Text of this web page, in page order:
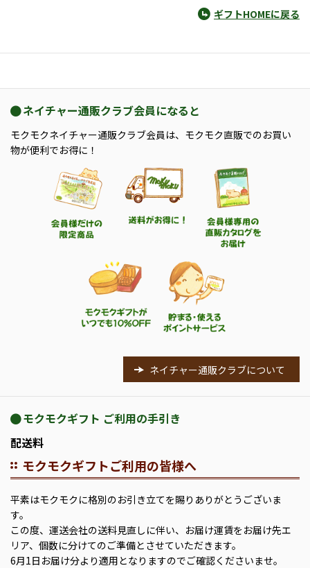
ギフトHOMEに戻る
ネイチャー通販クラブ会員になると
モクモクネイチャー通販クラブ会員は、モクモク直販でのお買い
物が便利でお得に！
ネイチャー通販クラブについて
モクモクギフト ご利用の手引き
配送料
モクモクギフトご利用の皆様へ
平素はモクモクに格別のお引き立てを賜りありがとうございま
す。
この度、運送会社の送料見直しに伴い、お届け運賃をお届け先エ
リア、個数に分けてのご準備とさせていただきます。
6月1日お届け分より適用となりますのでご確認くださいませ。